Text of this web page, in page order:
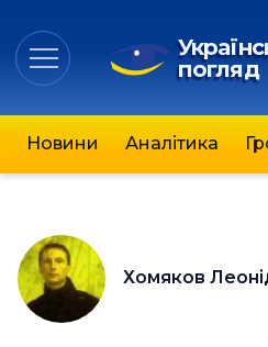
погляд
Новини Аналітика
Хомяков